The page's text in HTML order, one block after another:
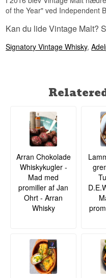
of the Year" ved Independent
Kan du lide Vintage Malt?
Signatory Vintage Whisky,
Arran Chokolade
Whiskykugler -
Mad med
promiller af Jan
Ohrt - Arran
Whisky